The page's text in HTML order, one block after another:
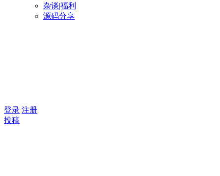
杂谈|福利
源码分享
登录 注册
投稿